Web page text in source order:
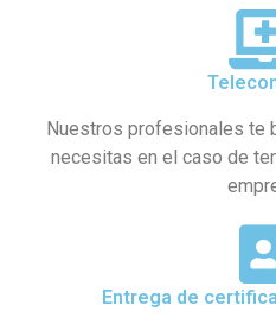
Nuestros profesionales te
necesitas en el caso de
Entrega de